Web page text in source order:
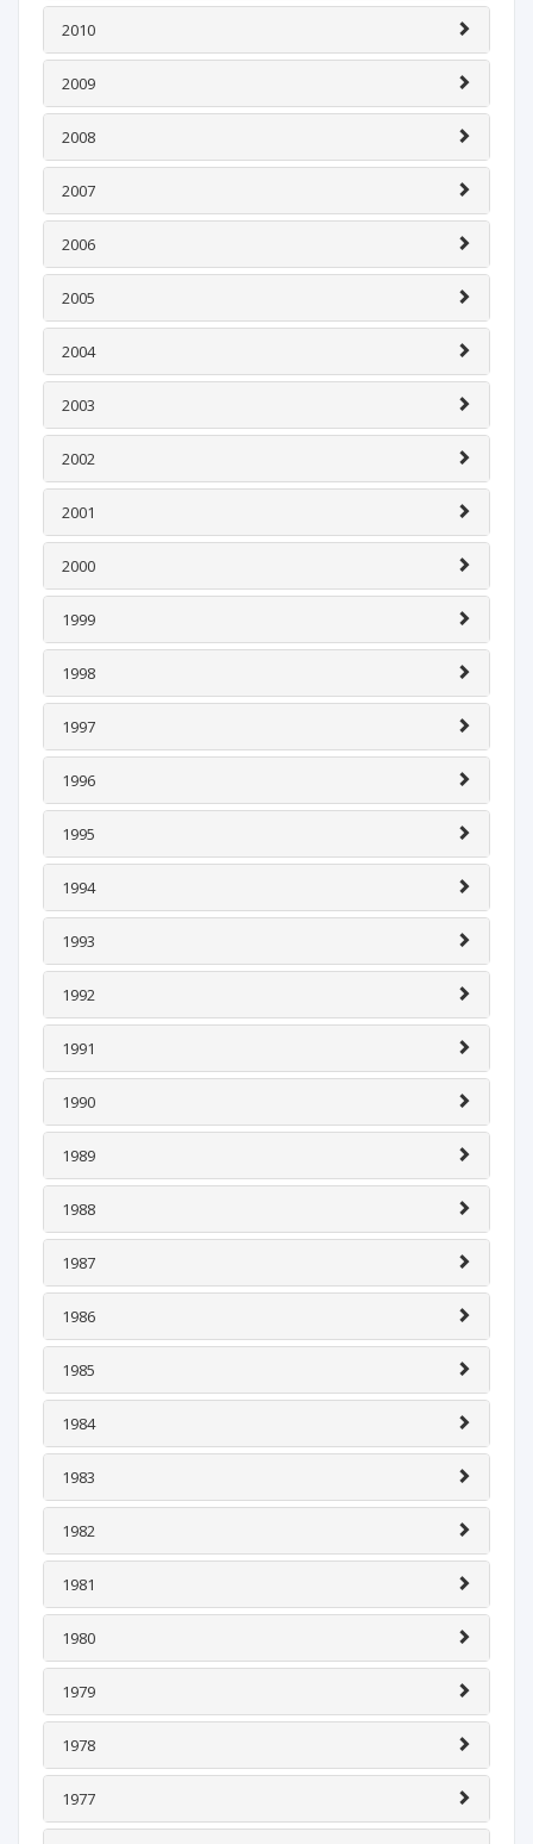
2010
2009
2008
2007
2006
2005
2004
2003
2002
2001
2000
1999
1998
1997
1996
1995
1994
1993
1992
1991
1990
1989
1988
1987
1986
1985
1984
1983
1982
1981
1980
1979
1978
1977